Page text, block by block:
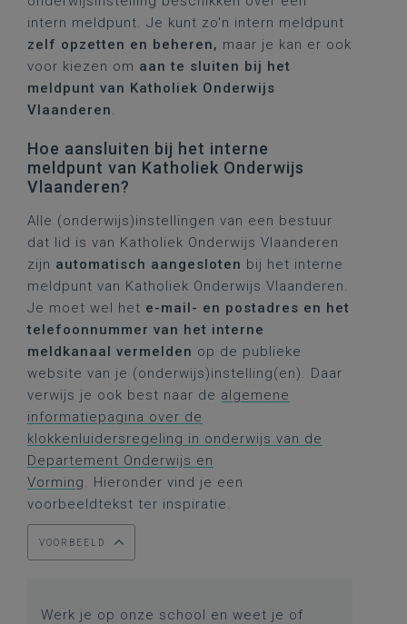
intern meldpunt. Je kunt zo'n intern meldpunt
zelf opzetten en beheren, maar je kan er ook
voor kiezen om aan te sluiten bij het
meldpunt van Katholiek Onderwijs
Vlaanderen.
Hoe aansluiten bij het interne
meldpunt van Katholiek Onderwijs
Vlaanderen?
Alle (onderwijs)instellingen van een bestuur
dat lid is van Katholiek Onderwijs Vlaanderen
zijn automatisch aangesloten bij het interne
meldpunt van Katholiek Onderwijs Vlaanderen.
Je moet wel het e-mail- en postadres en het
telefoonnummer van het interne
meldkanaal vermelden op de publieke
website van je (onderwijs)instelling(en). Daar
verwijs je ook best naar de algemene
informatiepagina over de
klokkenluidersregeling in onderwijs van de
Departement Onderwijs en
Vorming. Hieronder vind je een
voorbeeldtekst ter inspiratie.
VOORBEELD
Werk je op onze school en weet je of